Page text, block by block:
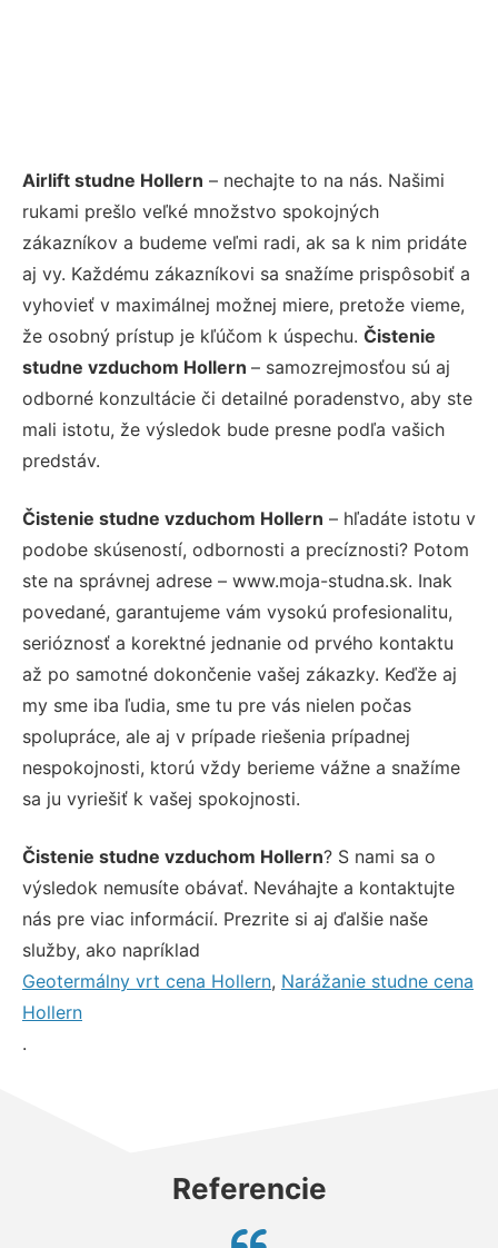
Airlift studne Hollern – nechajte to na nás. Našimi
rukami prešlo veľké množstvo spokojných
zákazníkov a budeme veľmi radi, ak sa k nim pridáte
aj vy. Každému zákazníkovi sa snažíme prispôsobiť a
vyhovieť v maximálnej možnej miere, pretože vieme,
že osobný prístup je kľúčom k úspechu. Čistenie
studne vzduchom Hollern – samozrejmosťou sú aj
odborné konzultácie či detailné poradenstvo, aby ste
mali istotu, že výsledok bude presne podľa vašich
predstáv.
Čistenie studne vzduchom Hollern – hľadáte istotu v
podobe skúseností, odbornosti a precíznosti? Potom
ste na správnej adrese – www.moja-studna.sk. Inak
povedané, garantujeme vám vysokú profesionalitu,
serióznosť a korektné jednanie od prvého kontaktu
až po samotné dokončenie vašej zákazky. Keďže aj
my sme iba ľudia, sme tu pre vás nielen počas
spolupráce, ale aj v prípade riešenia prípadnej
nespokojnosti, ktorú vždy berieme vážne a snažíme
sa ju vyriešiť k vašej spokojnosti.
Čistenie studne vzduchom Hollern? S nami sa o
výsledok nemusíte obávať. Neváhajte a kontaktujte
nás pre viac informácií. Prezrite si aj ďalšie naše
služby, ako napríklad
Geotermálny vrt cena Hollern, Narážanie studne cena
Hollern
.
Referencie